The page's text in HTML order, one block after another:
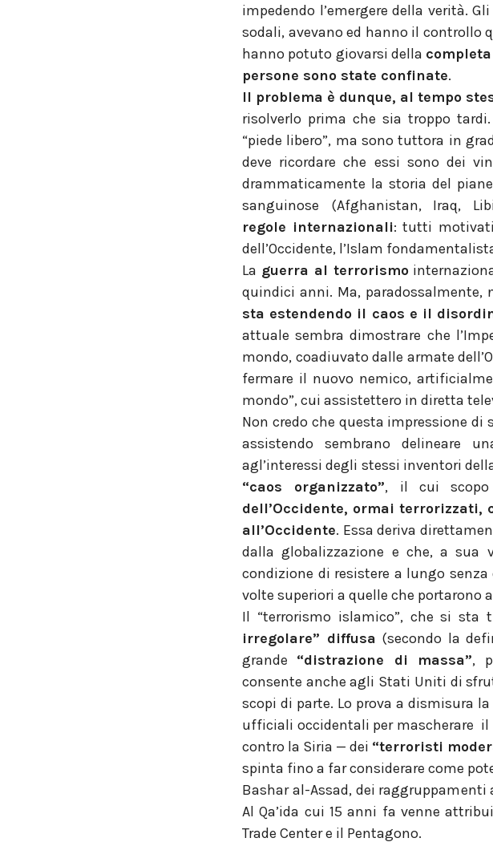
impedendo l’emergere della verità.
sodali, avevano ed hanno il controllo
hanno potuto giovarsi della
persone sono state confinate.
Il problema è dunque, al tempo
risolverlo prima che sia troppo
“piede libero”, ma sono tuttora in
deve ricordare che essi sono dei
drammaticamente la storia del
sanguinose (Afghanistan, Iraq,
regole internazionali: tutti motivati
dell’Occidente, l’Islam
La guerra al terrorismo
quindici anni. Ma,
sta estendendo il caos e il
attuale sembra dimostrare che
mondo, coadiuvato dalle armate
fermare il nuovo nemico,
mondo”, cui assistettero in diretta
Non credo che questa impressione
assistendo sembrano delineare
agl’interessi degli stessi inventori
“caos organizzato”, il cui scopo
dell’Occidente, ormai
all’Occidente. Essa deriva
dalla globalizzazione e che, a
condizione di resistere a lungo
volte superiori a quelle che portarono
Il “terrorismo islamico”, che si sta
irregolare” diffusa (secondo la
grande “distrazione di massa”,
consente anche agli Stati Uniti di
scopi di parte. Lo prova a dismisura
ufficiali occidentali per mascherare il
contro la Siria — dei “terroristi
spinta fino a far considerare come
Bashar al-Assad, dei
Al Qa’ida cui 15 anni fa venne
Trade Center e il Pentagono.